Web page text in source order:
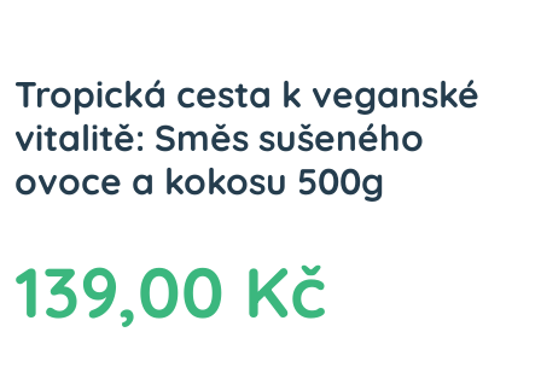
Tropická cesta k veganské
vitalitě: Směs sušeného
ovoce a kokosu 500g
139,00 Kč